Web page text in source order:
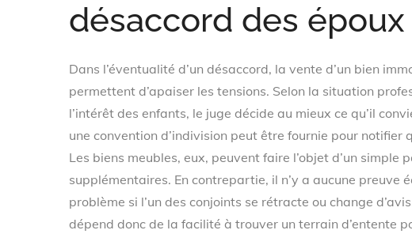
désaccord des époux
Dans l’éventualité d’un désaccord, la vente d’un bien
permettent d’apaiser les tensions. Selon la situation
l’intérêt des enfants, le juge décide au mieux ce qu’il
une convention d’indivision peut être fournie pour notifier
Les biens meubles, eux, peuvent faire l’objet d’un
supplémentaires. En contrepartie, il n’y a aucune preuve
problème si l’un des conjoints se rétracte ou change
dépend donc de la facilité à trouver un terrain d’entente